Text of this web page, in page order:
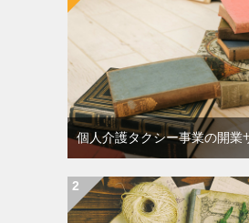
個人介護タクシー事業の開業